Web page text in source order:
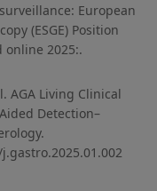
European
(ESGE) Position
online 2025:.
AGA Living Clinical
Detection–